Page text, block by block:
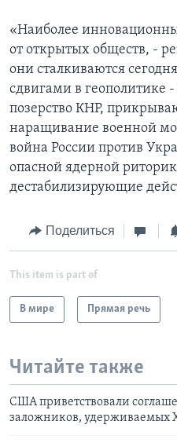
«Наиболее
от открытых обществ, -
они сталкиваются
сдвигами в геополитике
позерство КНР,
наращивание военной
война России против
опасной ядерной
дестабилизирующие
Поделиться
This item is part of
В мире Прямая речь
Читайте также
США приветствовали
заложников, удерживаемых